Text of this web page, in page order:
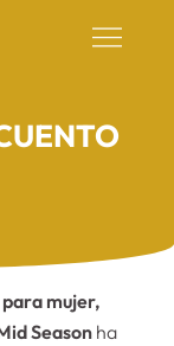
mujer,
Seasonha